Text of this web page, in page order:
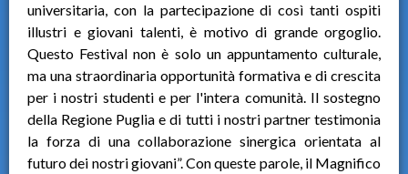
universitaria, con la partecipazione di così tanti ospiti
illustri e giovani talenti, è motivo di grande orgoglio.
Questo Festival non è solo un appuntamento culturale,
ma una straordinaria opportunità formativa e di crescita
per i nostri studenti e per l'intera comunità. Il sostegno
della Regione Puglia e di tutti i nostri partner testimonia
la forza di una collaborazione sinergica orientata al
futuro dei nostri giovani”. Con queste parole, il Magnifico